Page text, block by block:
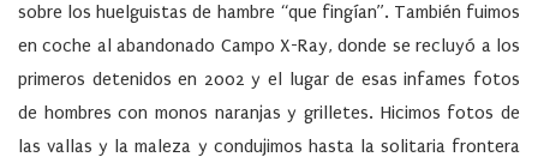
sobre los huelguistas de hambre “que fingían”. También fuimos
en coche al abandonado Campo X-Ray, donde se recluyó a los
primeros detenidos en 2002 y el lugar de esas infames fotos
de hombres con monos naranjas y grilletes. Hicimos fotos de
las vallas y la maleza y condujimos hasta la solitaria frontera